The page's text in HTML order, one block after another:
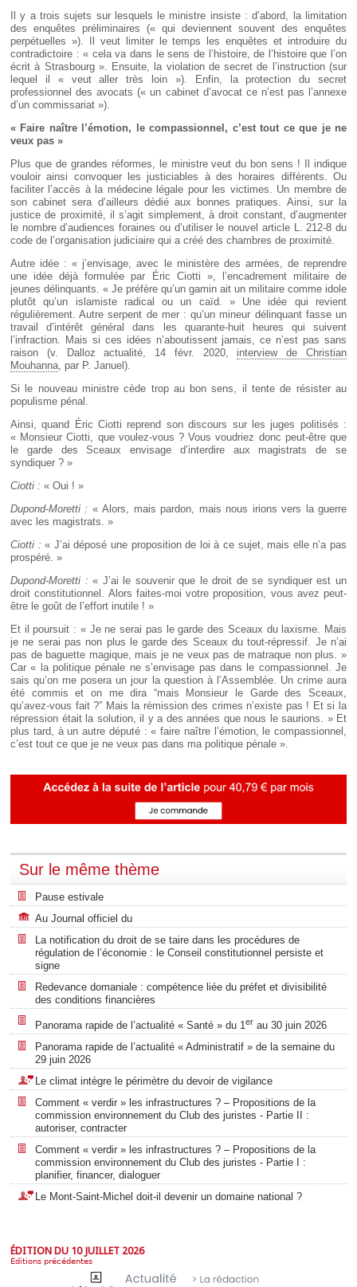
Il y a trois sujets sur lesquels le ministre insiste : d’abord, la limitation
des enquêtes préliminaires (« qui deviennent souvent des enquêtes
perpétuelles »). Il veut limiter le temps les enquêtes et introduire du
contradictoire : « cela va dans le sens de l’histoire, de l’histoire que l’on
écrit à Strasbourg ». Ensuite, la violation de secret de l’instruction (sur
lequel il « veut aller très loin »). Enfin, la protection du secret
professionnel des avocats (« un cabinet d’avocat ce n’est pas l’annexe
d’un commissariat »).
« Faire naître l’émotion, le compassionnel, c’est tout ce que je ne
veux pas »
Plus que de grandes réformes, le ministre veut du bon sens ! Il indique
vouloir ainsi convoquer les justiciables à des horaires différents. Ou
faciliter l’accès à la médecine légale pour les victimes. Un membre de
son cabinet sera d’ailleurs dédié aux bonnes pratiques. Ainsi, sur la
justice de proximité, il s’agit simplement, à droit constant, d’augmenter
le nombre d’audiences foraines ou d’utiliser le nouvel article L. 212-8 du
code de l’organisation judiciaire qui a créé des chambres de proximité.
Autre idée : « j’envisage, avec le ministère des armées, de reprendre
une idée déjà formulée par Éric Ciotti », l’encadrement militaire de
jeunes délinquants. « Je préfère qu’un gamin ait un militaire comme idole
plutôt qu’un islamiste radical ou un caïd. » Une idée qui revient
régulièrement. Autre serpent de mer : qu’un mineur délinquant fasse un
travail d’intérêt général dans les quarante-huit heures qui suivent
l’infraction. Mais si ces idées n’aboutissent jamais, ce n’est pas sans
raison (v. Dalloz actualité, 14 févr. 2020, interview de Christian
Mouhanna, par P. Januel).
Si le nouveau ministre cède trop au bon sens, il tente de résister au
populisme pénal.
Ainsi, quand Éric Ciotti reprend son discours sur les juges politisés :
« Monsieur Ciotti, que voulez-vous ? Vous voudriez donc peut-être que
le garde des Sceaux envisage d’interdire aux magistrats de se
syndiquer ? »
Ciotti : « Oui ! »
Dupond-Moretti : « Alors, mais pardon, mais nous irions vers la guerre
avec les magistrats. »
Ciotti : « J’ai déposé une proposition de loi à ce sujet, mais elle n’a pas
prospéré. »
Dupond-Moretti : « J’ai le souvenir que le droit de se syndiquer est un
droit constitutionnel. Alors faites-moi votre proposition, vous avez peut-
être le goût de l’effort inutile ! »
Et il poursuit : « Je ne serai pas le garde des Sceaux du laxisme. Mais
je ne serai pas non plus le garde des Sceaux du tout-répressif. Je n’ai
pas de baguette magique, mais je ne veux pas de matraque non plus. »
Car « la politique pénale ne s’envisage pas dans le compassionnel. Je
sais qu’on me posera un jour la question à l’Assemblée. Un crime aura
été commis et on me dira “mais Monsieur le Garde des Sceaux,
qu’avez-vous fait ?” Mais la rémission des crimes n’existe pas ! Et si la
répression était la solution, il y a des années que nous le saurions. » Et
plus tard, à un autre député : « faire naître l’émotion, le compassionnel,
c’est tout ce que je ne veux pas dans ma politique pénale ».
Sur le même thème
Pause estivale
Au Journal officiel du
La notification du droit de se taire dans les procédures de
régulation de l’économie : le Conseil constitutionnel persiste et
signe
Redevance domaniale : compétence liée du préfet et divisibilité
des conditions financières
Panorama rapide de l’actualité « Santé » du 1er au 30 juin 2026
Panorama rapide de l’actualité « Administratif » de la semaine du
29 juin 2026
Le climat intègre le périmètre du devoir de vigilance
Comment « verdir » les infrastructures ? – Propositions de la
commission environnement du Club des juristes - Partie II :
autoriser, contracter
Comment « verdir » les infrastructures ? – Propositions de la
commission environnement du Club des juristes - Partie I :
planifier, financer, dialoguer
Le Mont-Saint-Michel doit-il devenir un domaine national ?
ÉDITION DU 10 JUILLET 2026
Éditions précédentes